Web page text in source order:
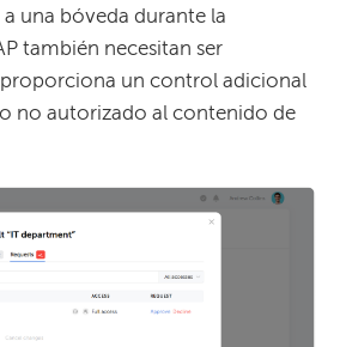
una bóveda durante la
también necesitan ser
un control adicional
no autorizado al contenido de